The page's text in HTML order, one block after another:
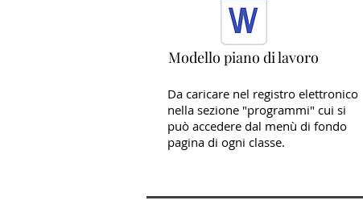
Modello piano di lavoro
Da caricare nel registro elettronico
nella sezione "programmi" cui si
può accedere dal menù di fondo
pagina di ogni classe.